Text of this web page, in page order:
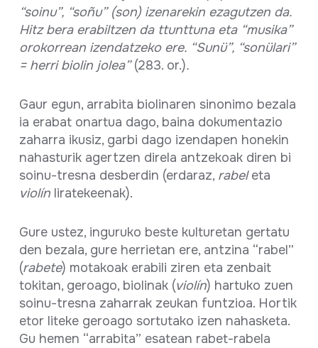
“soinu”, “soñu” (son) izenarekin ezagutzen da.
Hitz bera erabiltzen da ttunttuna eta “musika”
orokorrean izendatzeko ere. “Sunü”, “sonülari”
= herri biolin jolea”(283. or.).
Gaur egun, arrabita biolinaren sinonimo bezala
ia erabat onartua dago, baina dokumentazio
zaharra ikusiz, garbi dago izendapen honekin
nahasturik agertzen direla antzekoak diren bi
soinu-tresna desberdin (erdaraz, rabeleta
violínliratekeenak).
Gure ustez, inguruko beste kulturetan gertatu
den bezala, gure herrietan ere, antzina “rabel”
(rabete) motakoak erabili ziren eta zenbait
tokitan, geroago, biolinak (violín) hartuko zuen
soinu-tresna zaharrak zeukan funtzioa. Hortik
etor liteke geroago sortutako izen nahasketa.
Gu hemen “arrabita” esatean rabet-rabela